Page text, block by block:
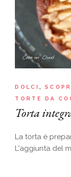
DOLCI
TORTE DA
Torta
La torta è
L'aggiunta del